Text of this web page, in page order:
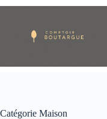
Passer
Catégorie Maison